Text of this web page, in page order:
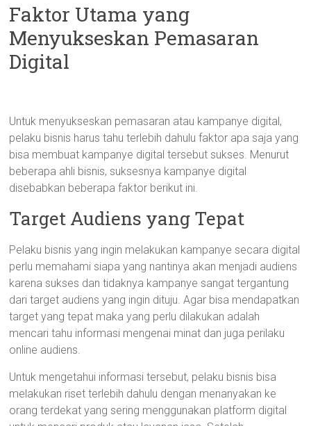
Faktor Utama yang
Menyukseskan Pemasaran
Digital
Untuk menyukseskan pemasaran atau kampanye digital,
pelaku bisnis harus tahu terlebih dahulu faktor apa saja yang
bisa membuat kampanye digital tersebut sukses. Menurut
beberapa ahli bisnis, suksesnya kampanye digital
disebabkan beberapa faktor berikut ini.
Target Audiens yang Tepat
Pelaku bisnis yang ingin melakukan kampanye secara digital
perlu memahami siapa yang nantinya akan menjadi audiens
karena sukses dan tidaknya kampanye sangat tergantung
dari target audiens yang ingin dituju. Agar bisa mendapatkan
target yang tepat maka yang perlu dilakukan adalah
mencari tahu informasi mengenai minat dan juga perilaku
online audiens.
Untuk mengetahui informasi tersebut, pelaku bisnis bisa
melakukan riset terlebih dahulu dengan menanyakan ke
orang terdekat yang sering menggunakan platform digital